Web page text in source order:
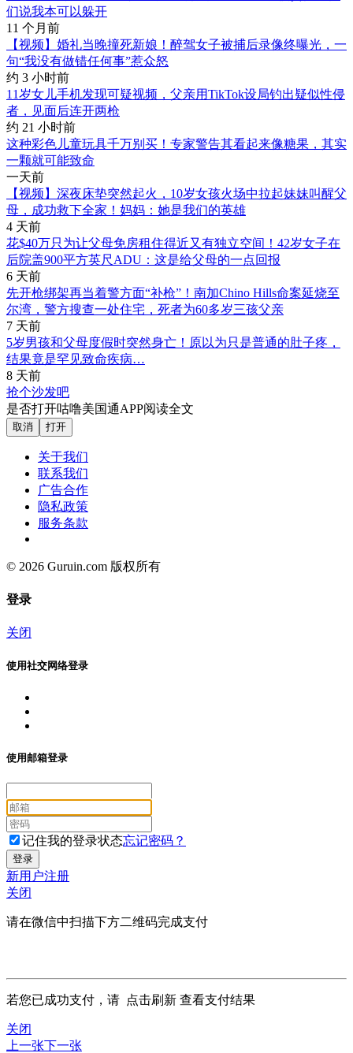
们说我本可以躲开
11 个月前
【视频】婚礼当晚撞死新娘！醉驾女子被捕后录像终曝光，一
句“我没有做错任何事”惹众怒
约 3 小时前
11岁女儿手机发现可疑视频，父亲用TikTok设局钓出疑似性侵
者，见面后连开两枪
约 21 小时前
这种彩色儿童玩具千万别买！专家警告其看起来像糖果，其实
一颗就可能致命
一天前
【视频】深夜床垫突然起火，10岁女孩火场中拉起妹妹叫醒父
母，成功救下全家！妈妈：她是我们的英雄
4 天前
花$40万只为让父母免房租住得近又有独立空间！42岁女子在
后院盖900平方英尺ADU：这是给父母的一点回报
6 天前
先开枪绑架再当着警方面“补枪”！南加Chino Hills命案延烧至
尔湾，警方搜查一处住宅，死者为60多岁三孩父亲
7 天前
5岁男孩和父母度假时突然身亡！原以为只是普通的肚子疼，
结果竟是罕见致命疾病…
8 天前
抢个沙发吧
是否打开咕噜美国通APP阅读全文
取消 打开
关于我们
联系我们
广告合作
隐私政策
服务条款
© 2026 Guruin.com 版权所有
登录
关闭
使用社交网络登录
使用邮箱登录
记住我的登录状态忘记密码？
新用户注册
关闭
请在微信中扫描下方二维码完成支付
若您已成功支付，请 点击刷新 查看支付结果
关闭
上一张下一张